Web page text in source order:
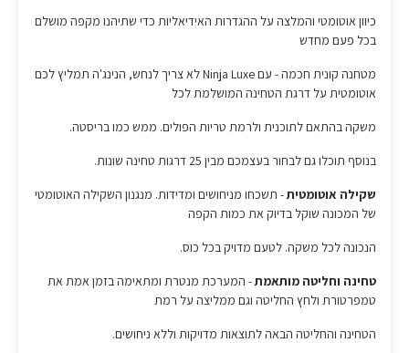
כיוון אוטומטי והמלצה על ההגדרות האידיאליות כדי שתיהנו מקפה מושלם
בכל פעם מחדש
מטחנה קונית חכמה - עם Ninja Luxe לא צריך לנחש, הנינג'ה תמליץ לכם
אוטומטית על דרגת הטחינה המושלמת לכל
משקה בהתאם לתוכנית ולרמת טריות הפולים. ממש כמו בריסטה.
בנוסף תוכלו גם לבחור בעצמכם מבין 25 דרגות טחינה שונות.
שקילה אוטומטית- תשכחו מניחושים ומדידות. מנגנון השקילה האוטומטי
של המכונה שוקל בדיוק את כמות הקפה
הנכונה לכל משקה. לטעם מדויק בכל כוס.
טחינה וחליטה מותאמת- המערכת מנטרת ומתאימה בזמן אמת את
טמפרטורת ולחץ החליטה וגם ממליצה על רמת
הטחינה והחליטה הבאה לתוצאות מדויקות וללא ניחושים.